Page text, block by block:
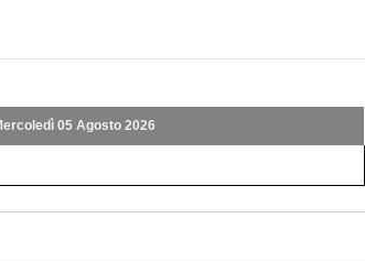
05 Agosto 2026